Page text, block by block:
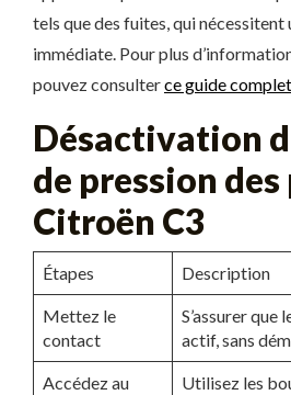
tels que des fuites, qui
immédiate. Pour plus
pouvez consulterce guide complet
Désactivation
de pression
Citroën C3
Étapes Description
Mettez le
contact
S’assurer que
actif, sans
Accédez au
Utilisez les